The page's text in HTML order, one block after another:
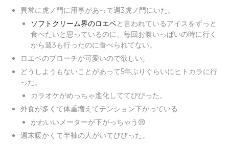
異常に虎ノ門に用事があって週3虎ノ門にいた。
ソフトクリーム界のロエベと言われているアイスをずっと
食べたいと思っているのに、毎回お腹いっぱいの時に行く
から週3も行ったのに食べられてない。
ロエベのブローチが可愛いので欲しい。
どうしようもないことがあって5年ぶりぐらいにヒトカラに行
った。
カラオケがめっちゃ進化しててびびった。
外食が多くて体重増えてテンション下がっている
かわいいメーターが下がっちゃう😢
週末暖かくて半袖の人がいてびびった。